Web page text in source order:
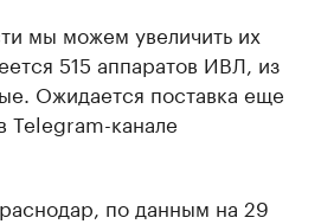
мы можем увеличить их
515 аппаратов ИВЛ, из
Ожидается поставка еще
Telegram-канале
по данным на 29